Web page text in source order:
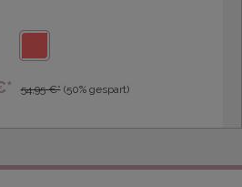
54,95 €* (50% gespart)